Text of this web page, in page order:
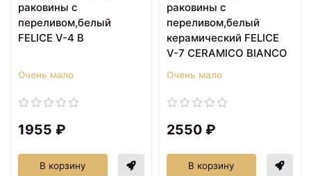
раковины с
переливом,белый
FELICE V-4 B
Очень мало
1955 ₽
В корзину
раковины с
переливом,белый
керамический FELICE
V-7 CERAMICO BIANCO
Очень мало
2550 ₽
В корзину